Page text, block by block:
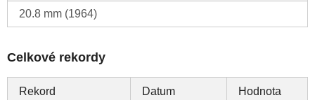
20.8 mm (1964)
Celkové rekordy
Rekord Datum Hodnota